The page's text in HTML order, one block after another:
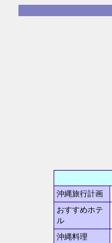
沖縄旅行計画
おすすめホテ
ル
沖縄料理